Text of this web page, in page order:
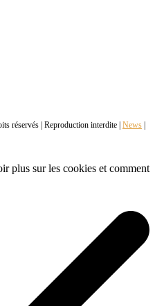
réservés | Reproduction interdite | News |
plus sur les cookies et comment